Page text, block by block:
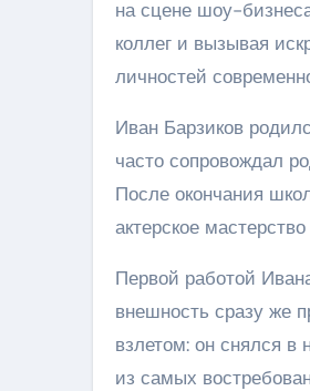
на сцене шоу-
коллег и вызывая
личностей
Иван Барзиков
часто сопровождал
После окончания
актерское
Первой работой
внешность сразу же
взлетом: он снялся в
из самых